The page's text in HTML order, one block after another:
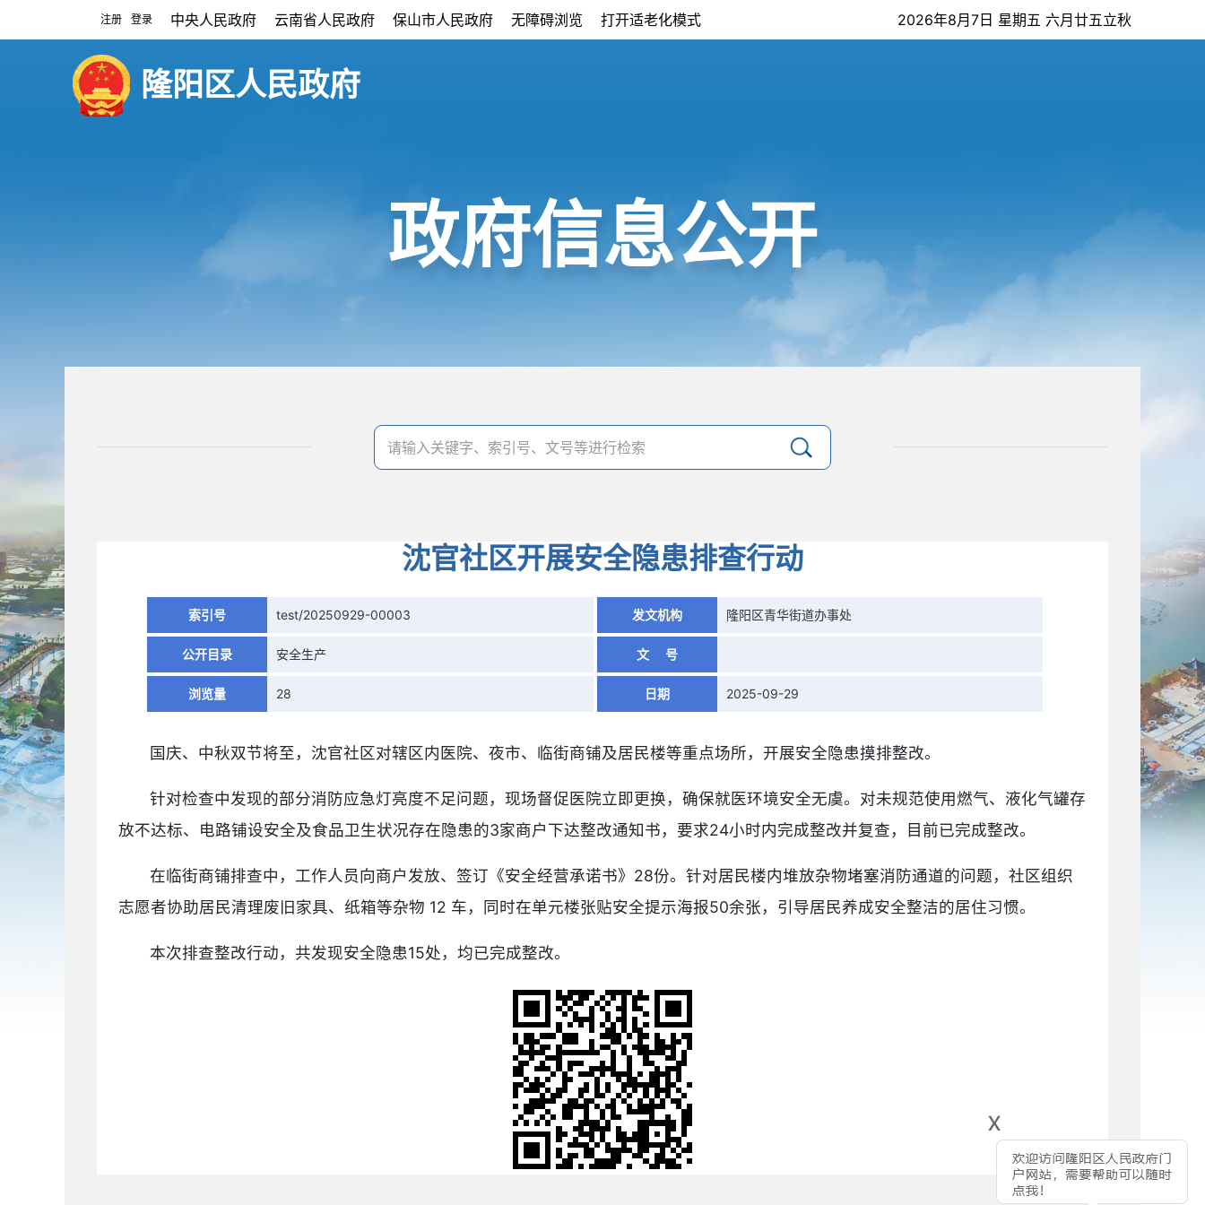
注册 登录
x
中央人民政府 云南省人民政府 保山市人民政府 无障碍浏览 打开适老化模式 2026年8月7日 星期五 六月廿五立秋
隆阳区人民政府
政府信息公开
沈官社区开展安全隐患排查行动
索引号 test/20250929-00003 发文机构 隆阳区青华街道办事处
公开目录 安全生产 文 号
浏览量 28 日期 2025-09-29
国庆、中秋双节将至，沈官社区对辖区内医院、夜市、临街商铺及居民楼等重点场所，开展安全隐患摸排整改。
针对检查中发现的部分消防应急灯亮度不足问题，现场督促医院立即更换，确保就医环境安全无虞。对未规范使用燃气、液化气罐存
放不达标、电路铺设安全及食品卫生状况存在隐患的3家商户下达整改通知书，要求24小时内完成整改并复查，目前已完成整改。
在临街商铺排查中，工作人员向商户发放、签订《安全经营承诺书》28份。针对居民楼内堆放杂物堵塞消防通道的问题，社区组织
志愿者协助居民清理废旧家具、纸箱等杂物 12 车，同时在单元楼张贴安全提示海报50余张，引导居民养成安全整洁的居住习惯。
本次排查整改行动，共发现安全隐患15处，均已完成整改。